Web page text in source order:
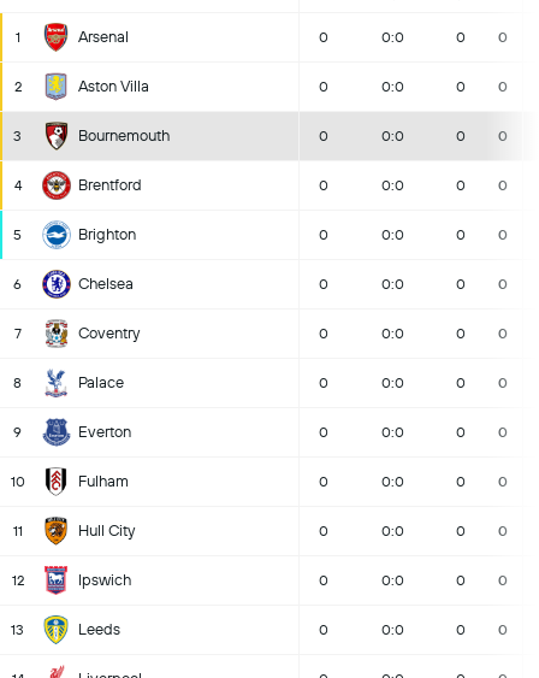
1 Arsenal 0 0:0 0 0
2 Aston Villa 0 0:0 0 0
3 Bournemouth 0 0:0 0 0
4 Brentford 0 0:0 0 0
5 Brighton 0 0:0 0 0
6 Chelsea 0 0:0 0 0
7 Coventry 0 0:0 0 0
8 Palace 0 0:0 0 0
9 Everton 0 0:0 0 0
10 Fulham 0 0:0 0 0
11 Hull City 0 0:0 0 0
12 Ipswich 0 0:0 0 0
13 Leeds 0 0:0 0 0